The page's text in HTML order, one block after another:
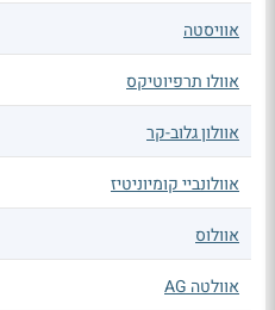
אוויסטה
אוולו תרפיוטיקס
אוולון גלוב-קר
אוולונביי קומיוניטיז
אוולוס
אוולטה AG